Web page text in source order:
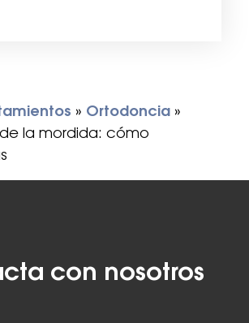
» Ortodoncia»
la mordida: cómo
con nosotros